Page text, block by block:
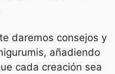
daremos consejos y
añadiendo
cada creación sea